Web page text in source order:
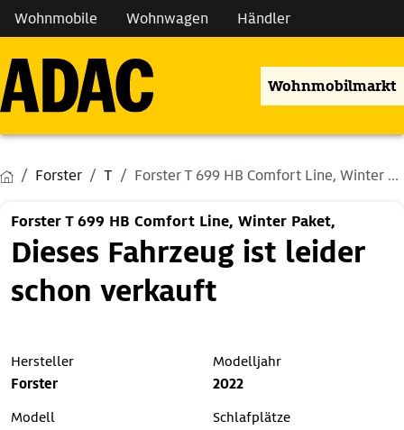
Wohnmobile Wohnwagen Händler
Wohnmobilmarkt
Forster T Forster T 699 HB Comfort Line, Winter ...
Forster T 699 HB Comfort Line, Winter Paket,
Dieses Fahrzeug ist leider
schon verkauft
Hersteller
Forster
Modelljahr
2022
Modell
Schlafplätze